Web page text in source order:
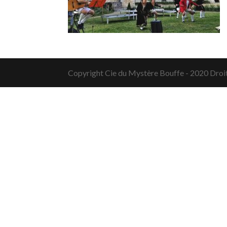
Copyright Cie du Mystère Bouffe - 2020